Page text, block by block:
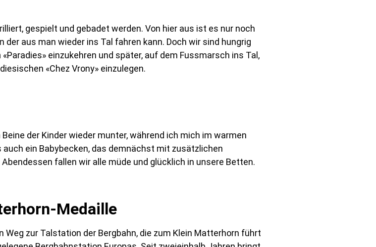
gespielt und gebadet werden. Von hier aus ist es nur noch
der aus man wieder ins Tal fahren kann. Doch wir sind hungrig
einzukehren und später, auf dem Fussmarsch ins Tal,
«Chez Vrony» einzulegen.
der Kinder wieder munter, während ich mich im warmen
ein Babybecken, das demnächst mit zusätzlichen
fallen wir alle müde und glücklich in unsere Betten.
Medaille
zur Talstation der Bergbahn, die zum Klein Matterhorn führt